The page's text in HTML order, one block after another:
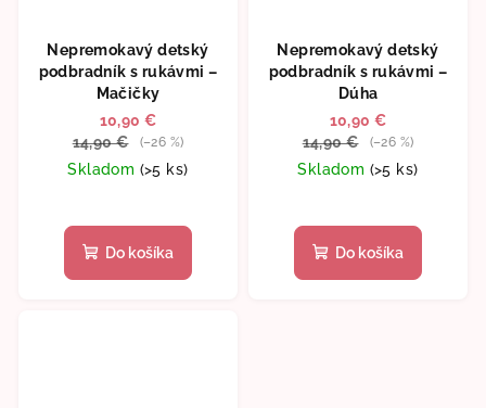
Nepremokavý detský
podbradník s rukávmi –
Mačičky
10,90 €
14,90 €
(–26 %)
Skladom (>5 ks)
Do košíka
Nepremokavý detský
podbradník s rukávmi –
Dúha
10,90 €
14,90 €
(–26 %)
Skladom (>5 ks)
Do košíka